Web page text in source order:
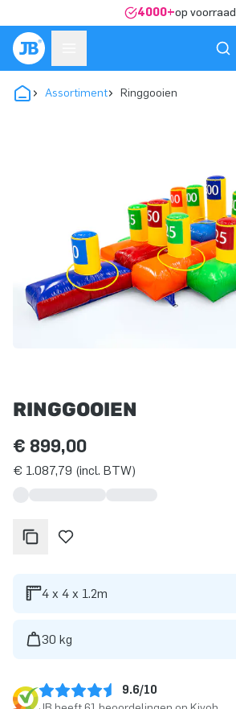
4000+op voorraad
Assortiment Ringgooien
RINGGOOIEN
€ 899,00
€ 1.087,79 (incl. BTW)
4 x 4 x 1.2m
30 kg
9.6/10